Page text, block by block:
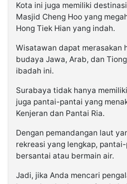
Kota ini juga memiliki
Masjid Cheng Hoo yang
Hong Tiek Hian yang indah.
Wisatawan dapat merasakan
budaya Jawa, Arab, dan
ibadah ini.
Surabaya tidak hanya
juga pantai-pantai yang
Kenjeran dan Pantai Ria.
Dengan pemandangan laut
rekreasi yang lengkap,
bersantai atau bermain air.
Jadi, jika Anda mencari